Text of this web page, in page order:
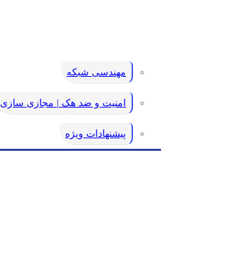
مهندسی شبکه
امنیت و ضد هک | مجازی سازی
پیشنهادات ویژه